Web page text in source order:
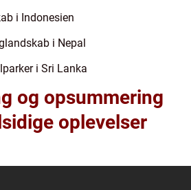
i Indonesien
i Nepal
i Sri Lanka
og opsummering
oplevelser